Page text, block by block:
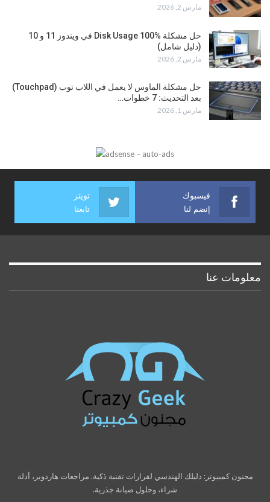
مارس 2, 2026
حل مشكلة Disk Usage 100% في ويندوز 11 و 10
(دليل شامل)
مارس 2, 2026
حل مشكلة الماوس لا يعمل في اللاب توب (Touchpad)
بعد التحديث: 7 خطوات…
مارس 1, 2026
فيسبوك
إنضم لنا
تويتر
تابعنا
معلومات عنا
مجنون كمبيوتر: دليلك الهندسي لقرارات تقنية ذكية. مراجعات هاردوير، أدلة
شراء، وحلول صيانة جذرية.